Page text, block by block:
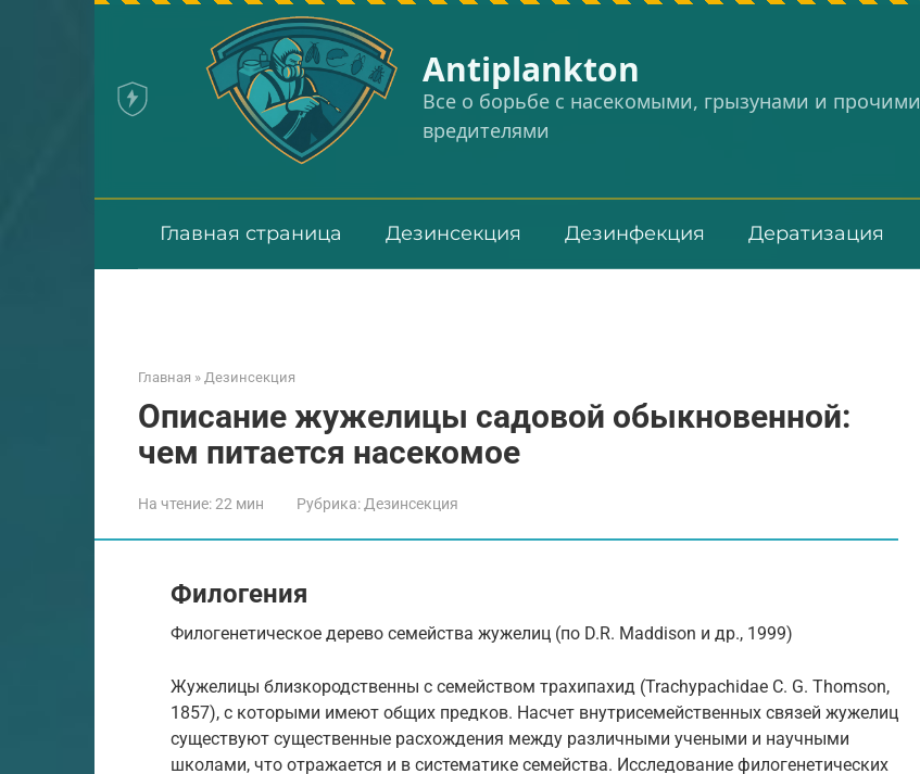
Аntiplankton
Все о борьбе с насекомыми, грызунами и прочими
вредителями
Главная страница Дезинсекция Дезинфекция Дератизация
Главная » Дезинсекция
Описание жужелицы садовой обыкновенной:
чем питается насекомое
На чтение:22 мин Рубрика: Дезинсекция
Филогения
Филогенетическое дерево семейства жужелиц (по D.R. Maddison и др., 1999)
Жужелицы близкородственны с семейством трахипахид (Trachypachidae C. G. Thomson,
1857), с которыми имеют общих предков. Насчет внутрисемейственных связей жужелиц
существуют существенные расхождения между различными учеными и научными
школами, что отражается и в систематике семейства. Исследование филогенетических